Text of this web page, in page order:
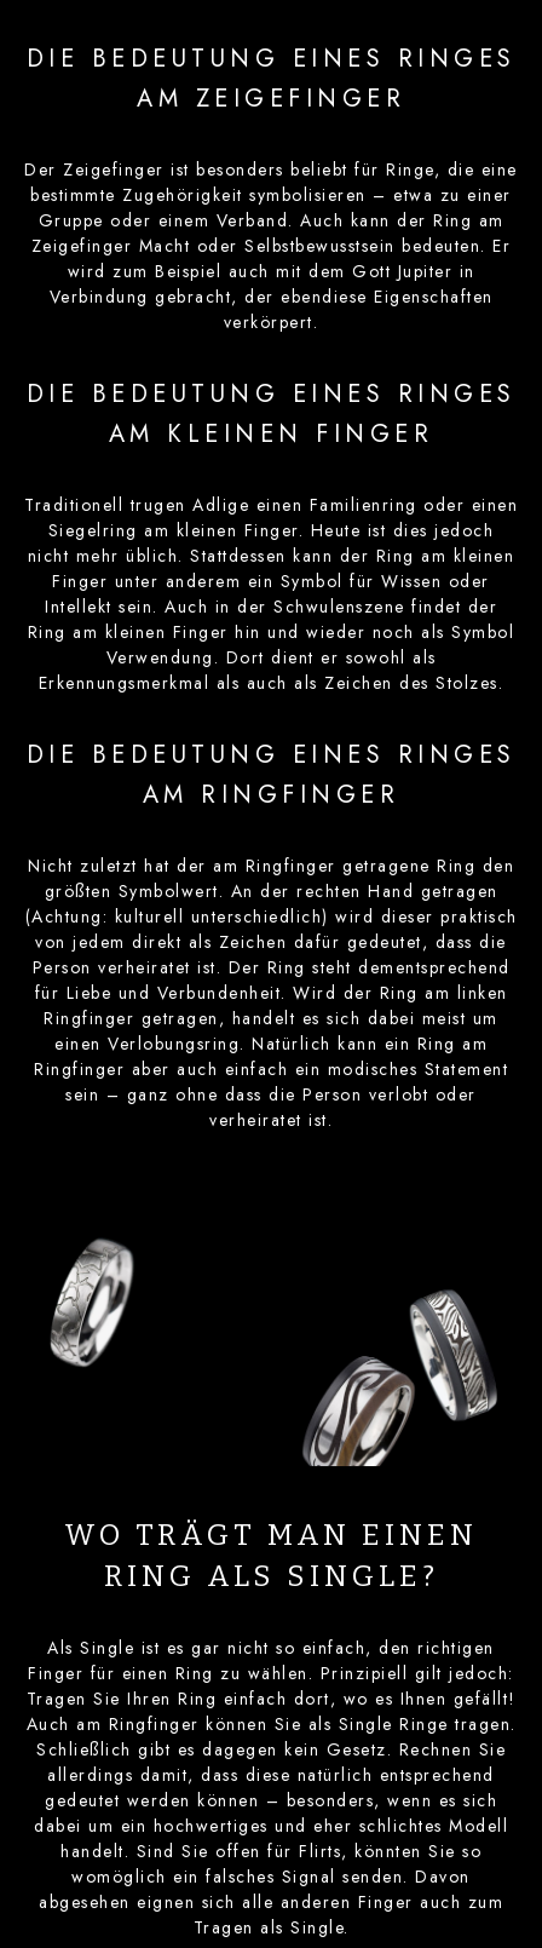
DIE BEDEUTUNG EINES RINGES
AM ZEIGEFINGER
Der Zeigefinger ist besonders beliebt für Ringe, die eine
bestimmte Zugehörigkeit symbolisieren – etwa zu einer
Gruppe oder einem Verband. Auch kann der Ring am
Zeigefinger Macht oder Selbstbewusstsein bedeuten. Er
wird zum Beispiel auch mit dem Gott Jupiter in
Verbindung gebracht, der ebendiese Eigenschaften
verkörpert.
DIE BEDEUTUNG EINES RINGES
AM KLEINEN FINGER
Traditionell trugen Adlige einen Familienring oder einen
Siegelring am kleinen Finger. Heute ist dies jedoch
nicht mehr üblich. Stattdessen kann der Ring am kleinen
Finger unter anderem ein Symbol für Wissen oder
Intellekt sein. Auch in der Schwulenszene findet der
Ring am kleinen Finger hin und wieder noch als Symbol
Verwendung. Dort dient er sowohl als
Erkennungsmerkmal als auch als Zeichen des Stolzes.
DIE BEDEUTUNG EINES RINGES
AM RINGFINGER
Nicht zuletzt hat der am Ringfinger getragene Ring den
größten Symbolwert. An der rechten Hand getragen
(Achtung: kulturell unterschiedlich) wird dieser praktisch
von jedem direkt als Zeichen dafür gedeutet, dass die
Person verheiratet ist. Der Ring steht dementsprechend
für Liebe und Verbundenheit. Wird der Ring am linken
Ringfinger getragen, handelt es sich dabei meist um
einen Verlobungsring. Natürlich kann ein Ring am
Ringfinger aber auch einfach ein modisches Statement
sein – ganz ohne dass die Person verlobt oder
verheiratet ist.
WO TRÄGT MAN EINEN
RING ALS SINGLE?
Als Single ist es gar nicht so einfach, den richtigen
Finger für einen Ring zu wählen. Prinzipiell gilt jedoch:
Tragen Sie Ihren Ring einfach dort, wo es Ihnen gefällt!
Auch am Ringfinger können Sie als Single Ringe tragen.
Schließlich gibt es dagegen kein Gesetz. Rechnen Sie
allerdings damit, dass diese natürlich entsprechend
gedeutet werden können – besonders, wenn es sich
dabei um ein hochwertiges und eher schlichtes Modell
handelt. Sind Sie offen für Flirts, könnten Sie so
womöglich ein falsches Signal senden. Davon
abgesehen eignen sich alle anderen Finger auch zum
Tragen als Single.